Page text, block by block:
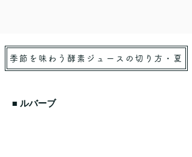
季節を味わう酵素ジュースの切り方・夏
■ ルバーブ